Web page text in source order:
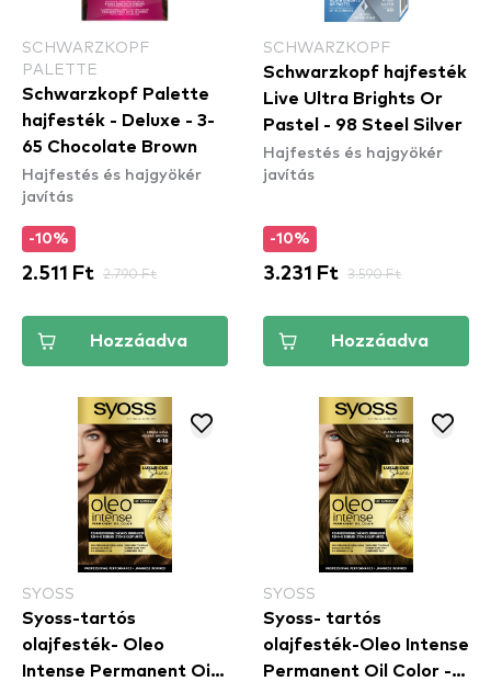
SCHWARZKOPF
PALETTE
Schwarzkopf Palette
hajfesték - Deluxe - 3-
65 Chocolate Brown
Hajfestés és hajgyökér
javítás
-10%
2.511 Ft 2.790 Ft
Hozzáadva
SCHWARZKOPF
Schwarzkopf hajfesték
Live Ultra Brights Or
Pastel - 98 Steel Silver
Hajfestés és hajgyökér
javítás
-10%
3.231 Ft 3.590 Ft
Hozzáadva
SYOSS
Syoss-tartós
olajfesték- Oleo
Intense Permanent Oil
SYOSS
Syoss- tartós
olajfesték-Oleo Intense
Permanent Oil Color -